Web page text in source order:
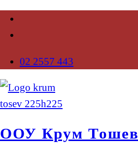
02 2557 443
ООУ Крум Тошев